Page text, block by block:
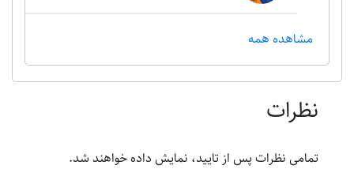
مشاهده همه
نظرات
تمامی نظرات پس از تایید، نمایش داده خواهند شد.